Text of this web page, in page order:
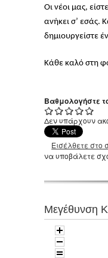
Οι νέοι μας,
ανήκει σ’ εσάς.
δημιουργείστε
Κάθε καλό στη
Βαθμολογήστε
Δεν υπάρχουν
Εισέλθετε στο
να υποβάλετε
Μεγέθυνση